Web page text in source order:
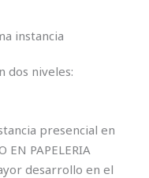
instancia
dos niveles:
presencial en
EN PAPELERIA
desarrollo en el